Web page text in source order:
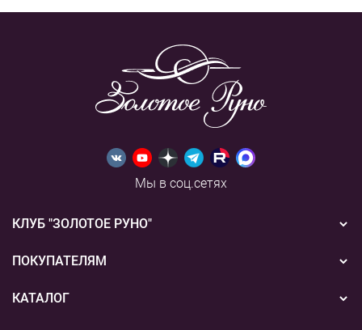
Мы в соц.сетях
КЛУБ "ЗОЛОТОЕ РУНО"
Новости
Акции
ПОКУПАТЕЛЯМ
Бонусная система
КАТАЛОГ